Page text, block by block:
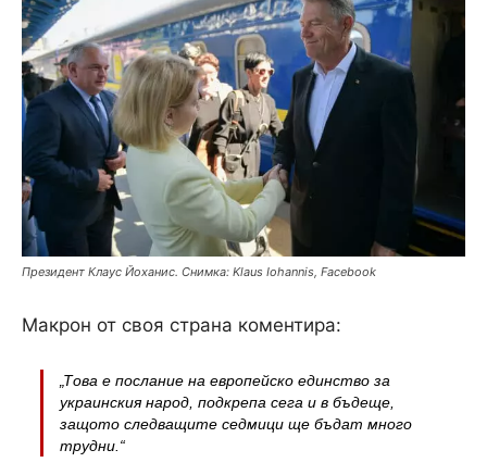
Президент Клаус Йоханис. Снимка: Klaus Iohannis, Facebook
Макрон от своя страна коментира:
„Това е послание на европейско единство за
украинския народ, подкрепа сега и в бъдеще,
защото следващите седмици ще бъдат много
трудни.“